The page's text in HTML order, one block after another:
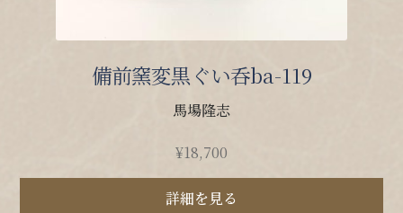
備前窯変黒ぐい呑ba-119
馬場隆志
¥18,700
詳細を見る